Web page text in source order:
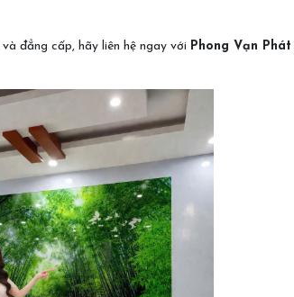
đẳng cấp, hãy liên hệ ngay với Phong Vạn Phát